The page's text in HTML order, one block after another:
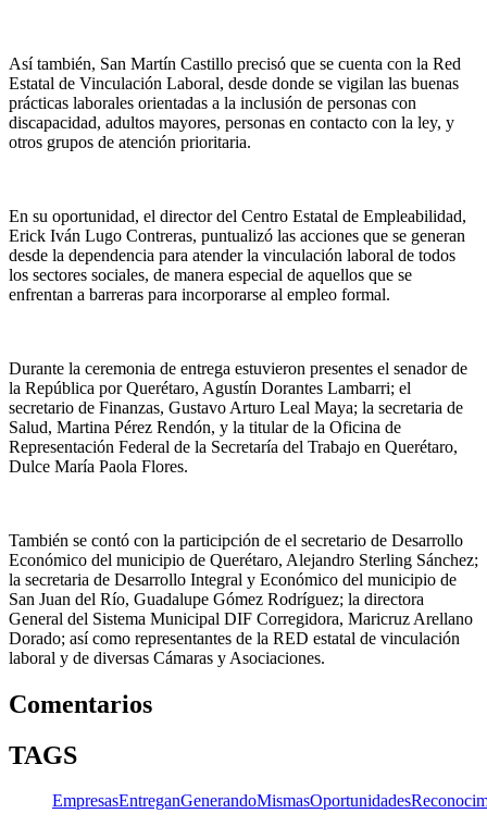
Así también, San Martín Castillo precisó que se cuenta con la Red
Estatal de Vinculación Laboral, desde donde se vigilan las buenas
prácticas laborales orientadas a la inclusión de personas con
discapacidad, adultos mayores, personas en contacto con la ley, y
otros grupos de atención prioritaria.
En su oportunidad, el director del Centro Estatal de Empleabilidad,
Erick Iván Lugo Contreras, puntualizó las acciones que se generan
desde la dependencia para atender la vinculación laboral de todos
los sectores sociales, de manera especial de aquellos que se
enfrentan a barreras para incorporarse al empleo formal.
Durante la ceremonia de entrega estuvieron presentes el senador de
la República por Querétaro, Agustín Dorantes Lambarri; el
secretario de Finanzas, Gustavo Arturo Leal Maya; la secretaria de
Salud, Martina Pérez Rendón, y la titular de la Oficina de
Representación Federal de la Secretaría del Trabajo en Querétaro,
Dulce María Paola Flores.
También se contó con la participción de el secretario de Desarrollo
Económico del municipio de Querétaro, Alejandro Sterling Sánchez;
la secretaria de Desarrollo Integral y Económico del municipio de
San Juan del Río, Guadalupe Gómez Rodríguez; la directora
General del Sistema Municipal DIF Corregidora, Maricruz Arellano
Dorado; así como representantes de la RED estatal de vinculación
laboral y de diversas Cámaras y Asociaciones.
Comentarios
TAGS
EmpresasEntreganGenerandoMismasOportunidades